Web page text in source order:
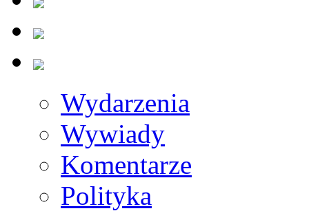
Wydarzenia
Wywiady
Komentarze
Polityka